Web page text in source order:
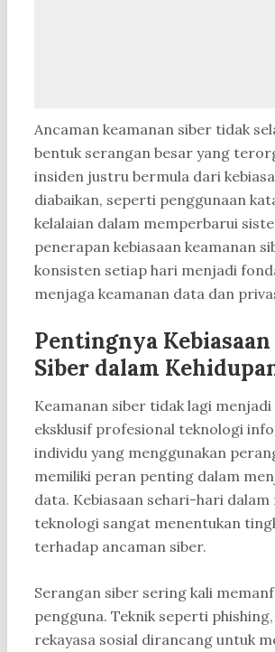
Ancaman keamanan siber tidak
bentuk serangan besar yang
insiden justru bermula dari
diabaikan, seperti penggunaan
kelalaian dalam memperbarui
penerapan kebiasaan keamanan
konsisten setiap hari menjadi
menjaga keamanan data dan
Pentingnya
Siber dalam
Keamanan siber tidak lagi
eksklusif profesional teknologi
individu yang menggunakan
memiliki peran penting dalam
data. Kebiasaan sehari-hari dalam
teknologi sangat menentukan
terhadap ancaman siber.
Serangan siber sering kali
pengguna. Teknik seperti
rekayasa sosial dirancang untuk